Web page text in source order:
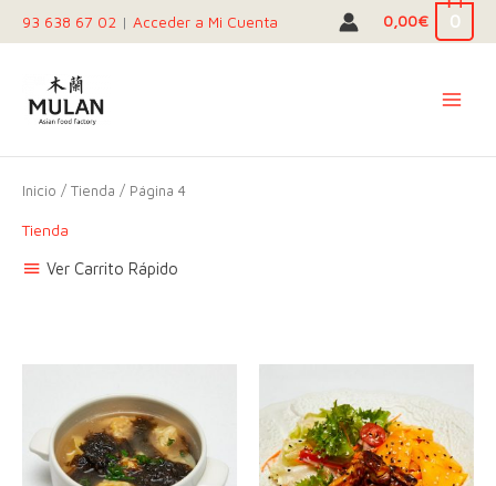
93 638 67 02 | Acceder a Mi Cuenta 0,00€ 0
Inicio / Tienda / Página 4
Tienda
Ver Carrito Rápido